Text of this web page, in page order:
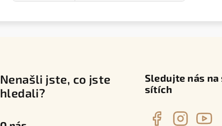
Nenašli jste, co jste
hledali?
Sledujte nás
sítích